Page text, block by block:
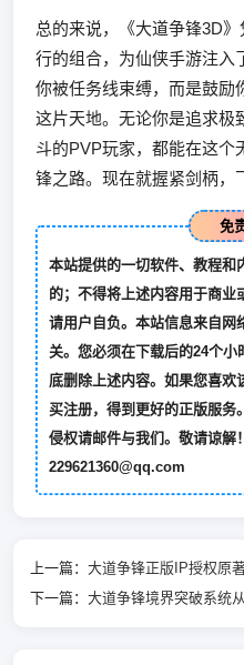
总的来说，《大道争锋3D
行的组合，为仙侠手游注入
你被任务线束缚，而是鼓励
这片天地。无论你是追求极
斗的PVP玩家，都能在这个
锋之路。现在就握紧剑柄，
免
本站提供的一切软件、教程和
的；不得将上述内容用于商业
请用户自负。本站信息来自网
关。您必须在下载后的24个
底删除上述内容。如果您喜欢
买注册，得到更好的正版服务
侵权请邮件与我们。敬请谅解
229621360@qq.com
上一篇： 大道争锋正版IP授权原
下一篇： 大道争锋境界突破系统